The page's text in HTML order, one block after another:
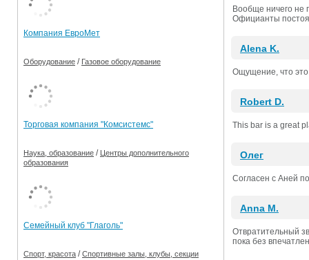
Вообще ничего не
Официанты
Alena K.
Ощущение, что это
Robert D.
This bar is a great
Олег
Согласен с Аней
Anna M.
Отвратительный
пока без
Компания ЕвроМет
Оборудование / Газовое оборудование
Торговая компания "Комсистемс"
Наука, образование / Центры дополнительного
образования
Семейный клуб "Глаголь"
Спорт, красота /Спортивные залы, клубы, секции